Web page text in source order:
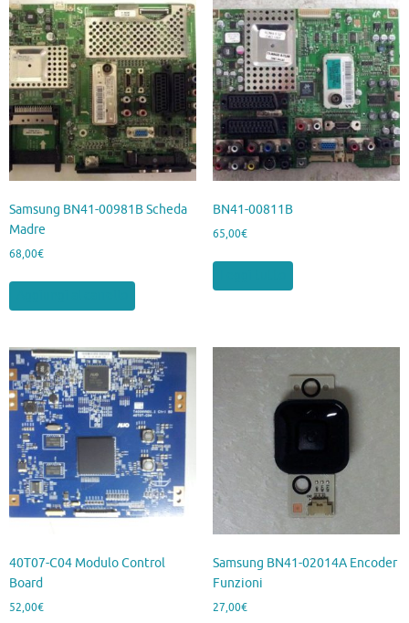
Samsung BN41-00981B Scheda
Madre
68,00€
BN41-00811B
65,00€
40T07-C04 Modulo Control
Board
52,00€
Samsung BN41-02014A Encoder
Funzioni
27,00€